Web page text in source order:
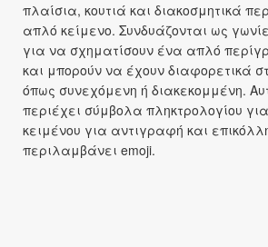
πλαίσια, κουτιά και διακοσμητικά
απλό κείμενο. Συνδυάζονται ως
για να σχηματίσουν ένα απλό
και μπορούν να έχουν διαφορετικά
όπως συνεχόμενη ή διακεκομμένη.
περιέχει σύμβολα πληκτρολογίου
κειμένου για αντιγραφή και
περιλαμβάνει emoji.